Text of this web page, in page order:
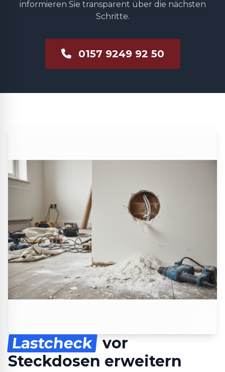
informieren Sie transparent über die nächsten
Schritte.
0157 9249 92 50
Lastcheck vor
Steckdosen erweitern